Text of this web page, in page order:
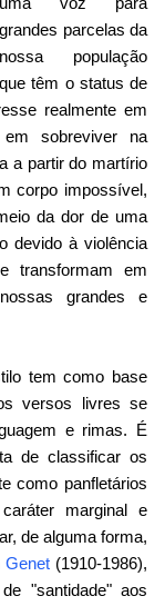
grandes parcelas da
nossa população
que têm o status de
realmente em
em sobreviver na
a partir do martírio
corpo impossível,
da dor de uma
devido à violência
transformam em
grandes e
tem como base
versos livres se
e rimas. É
de classificar os
como panfletários
marginal e
de alguma forma,
Genet(1910-1986),
"santidade" aos